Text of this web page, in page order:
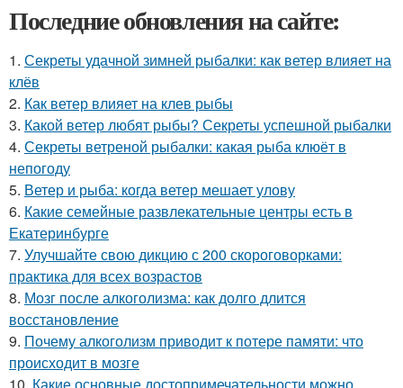
Последние обновления на сайте:
1. Секреты удачной зимней рыбалки: как ветер влияет на
клёв
2. Как ветер влияет на клев рыбы
3. Какой ветер любят рыбы? Секреты успешной рыбалки
4. Секреты ветреной рыбалки: какая рыба клюёт в
непогоду
5. Ветер и рыба: когда ветер мешает улову
6. Какие семейные развлекательные центры есть в
Екатеринбурге
7. Улучшайте свою дикцию с 200 скороговорками:
практика для всех возрастов
8. Мозг после алкоголизма: как долго длится
восстановление
9. Почему алкоголизм приводит к потере памяти: что
происходит в мозге